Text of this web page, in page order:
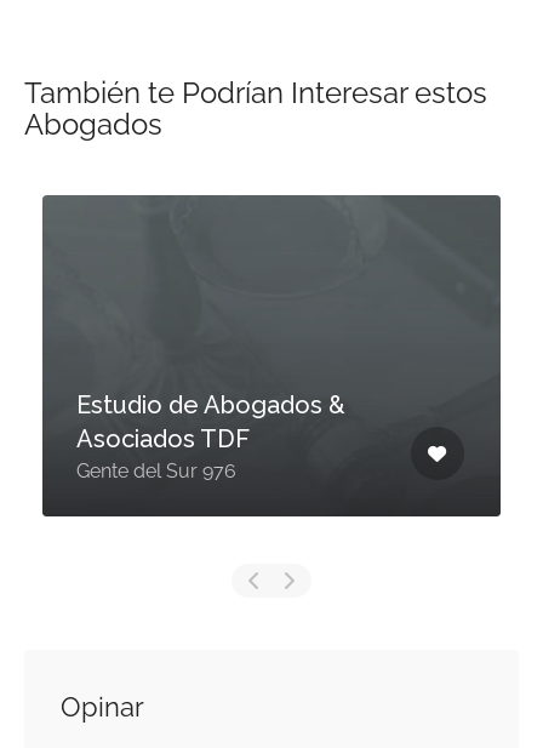
También te Podrían Interesar estos
Abogados
Estudio de Abogados &
Asociados TDF
Gente del Sur 976
Opinar